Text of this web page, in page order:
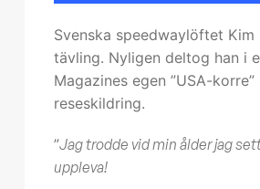
Svenska speedwaylöftet
tävling. Nyligen deltog han i
Magazines egen ”USA-
reseskildring.
”Jag trodde vid min ålder jag
uppleva!